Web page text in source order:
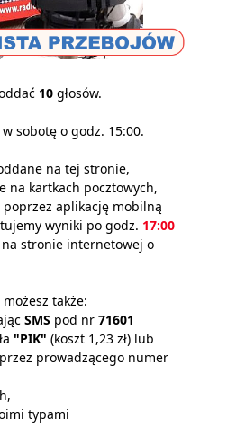
10 głosów.
sobotę o godz. 15:00.
na tej stronie,
na kartkach pocztowych,
aplikację mobilną
wyniki po godz. 17:00
stronie internetowej o
także:
SMS pod nr 71601
"PIK" (koszt 1,23 zł) lub
prowadzącego numer
typami